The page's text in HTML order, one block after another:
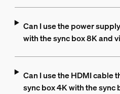
Can I use the power
with the sync box 8K and
Can I use the HDMI cable
sync box 4K with the sync